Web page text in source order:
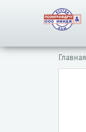
Главная